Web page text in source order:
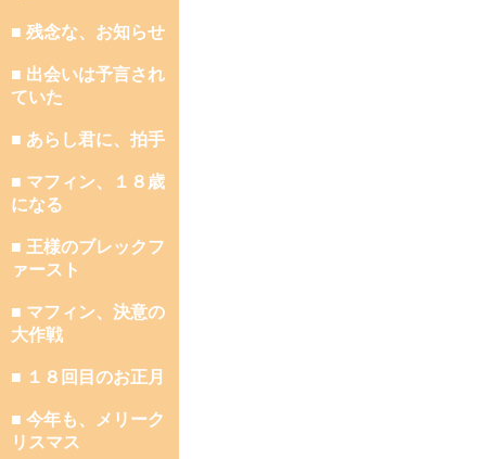
■ 残念な、お知らせ
■ 出会いは予言され
ていた
■ あらし君に、拍手
■ マフィン、１８歳
になる
■ 王様のブレックフ
ァースト
■ マフィン、決意の
大作戦
■ １８回目のお正月
■ 今年も、メリーク
リスマス